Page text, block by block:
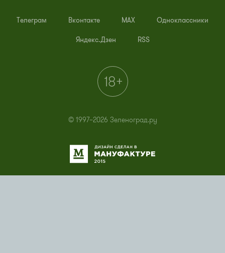
Телеграм Вконтакте MAX Одноклассники
Яндекс.Дзен RSS
© 1997–2026 Зеленоград.ру